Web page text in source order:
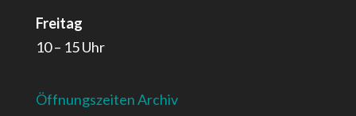
Freitag
10 – 15 Uhr
Öffnungszeiten Archiv